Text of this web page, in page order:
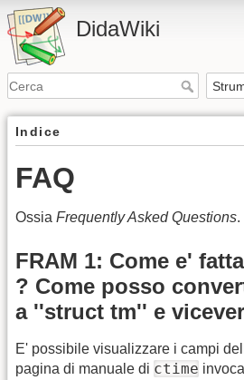
DidaWiki
Indice
FAQ
Ossia Frequently Asked Questions.
FRAM 1: Come e'
? Come posso
a ''struct tm'' e
E' possibile visualizzare i campi
pagina di manuale di ctime